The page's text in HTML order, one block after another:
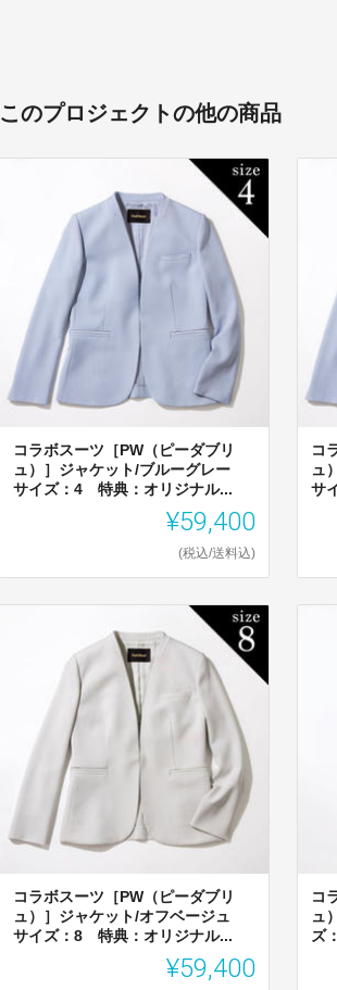
このプロジェクトの他の商品
コラボスーツ［PW（ピーダブリ
ュ）］ジャケット/ブルーグレー
サイズ：4 特典：オリジナル...
¥59,400
(税込/送料込)
コ
ュ
サ
コラボスーツ［PW（ピーダブリ
ュ）］ジャケット/オフベージュ
サイズ：8 特典：オリジナル...
¥59,400
コ
ュ
ズ